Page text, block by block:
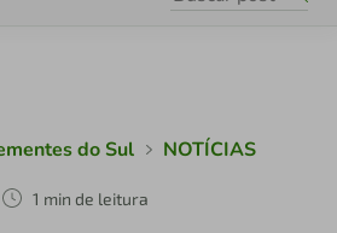
do Sul
NOTÍCIAS
1 min de leitura